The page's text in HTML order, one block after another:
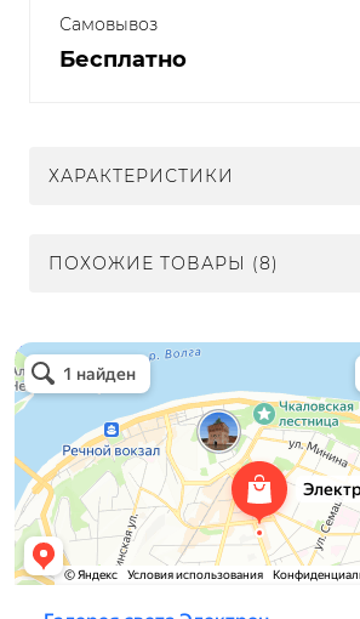
Самовывоз
Бесплатно
ХАРАКТЕРИСТИКИ
ПОХОЖИЕ ТОВАРЫ (8)
Электрон
Светильники в Нижнем Новгороде
Электротехническая продукция в Нижнем